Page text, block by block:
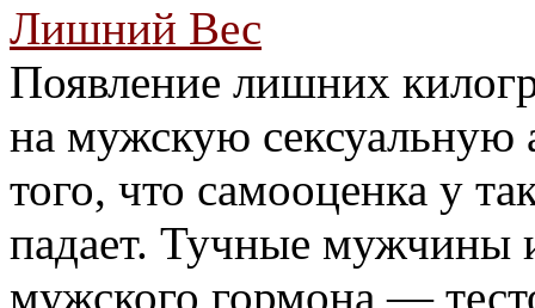
Лишний Вес
Появление лишних
на мужскую сексуальную
того, что самооценка у
падает. Тучные мужчины
мужского гормона —